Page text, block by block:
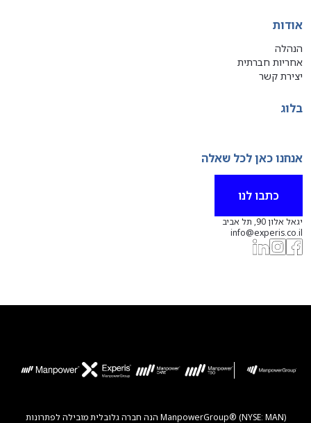
אודות
הנהלה
אחריות חברתית
יצירת קשר
בלוג
אנחנו כאן לכל שאלה
כתבו לנו
יגאל אלון 90, תל אביב
info@experis.co.il
ManpowerGroup® (NYSE: MAN) הנה חברה גלובלית מובילה לפתרונות